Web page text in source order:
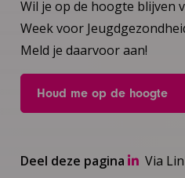
Wil je op de hoogte blijven
Week voor
Meld je daarvoor aan!
Houd me op de hoogte
Deel deze pagina Via